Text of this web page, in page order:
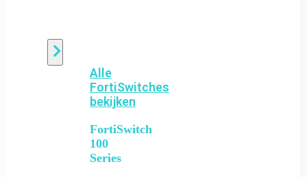
Alle
FortiSwitches
bekijken
FortiSwitch
100
Series